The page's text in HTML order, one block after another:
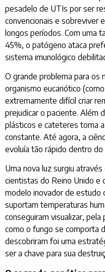
pesadelo de UTIs por ser
convencionais e sobreviver
longos períodos. Com uma
45%, o patógeno ataca
sistema imunológico
O grande problema para os
organismo eucariótico
extremamente difícil criar
prejudicar o paciente. Além
plásticos e cateteres torna
constante. Até agora, a
evoluía tão rápido dentro do
Uma nova luz surgiu
cientistas do Reino Unido e
modelo inovador de estudo
suportam temperaturas
conseguiram visualizar,
como o fungo se comporta
descobriram foi uma
ser a chave para sua